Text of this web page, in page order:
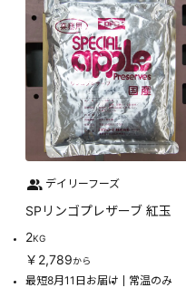
デイリーフーズ
SPリンゴプレザーブ 紅玉
2KG
￥2,789から
最短8月11日お届け 常温のみ